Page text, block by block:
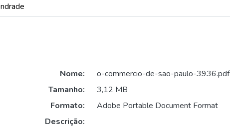
Nome:
o-commercio-de-sao-paulo-3936.pdf
Tamanho:
3,12 MB
Formato:
Adobe Portable Document Format
Descrição: